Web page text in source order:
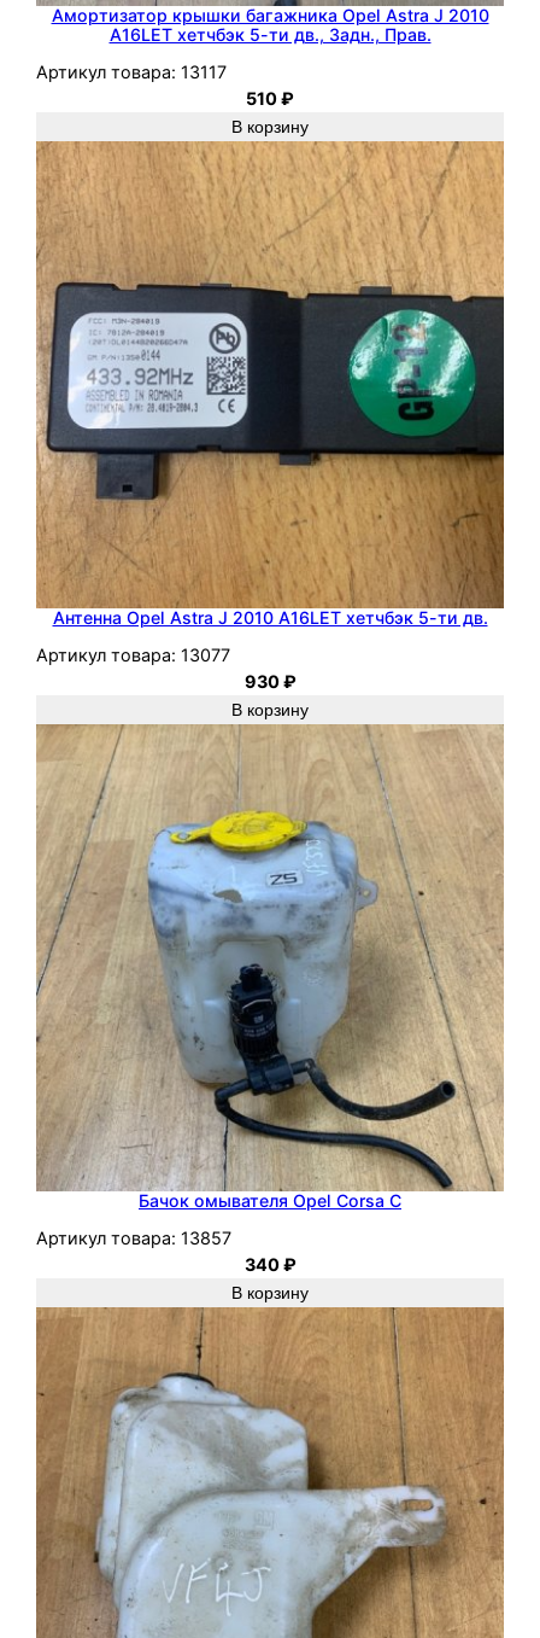
0
5
2
0
1
2
м
и
н
и
в
э
н
Амортизатор крышки багажника Opel Astra J 2010
A16LET хетчбэк 5-ти дв., Задн., Прав.
Артикул товара: 13117
510₽
В корзину
Антенна Opel Astra J 2010 A16LET хетчбэк 5-ти дв.
Артикул товара: 13077
930₽
В корзину
Бачок омывателя Opel Corsa C
Артикул товара: 13857
340₽
В корзину